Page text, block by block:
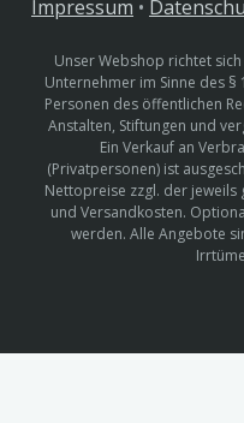
Impressum •
Unser Webshop richtet
Unternehmer im Sinne des
Personen des öffentlichen
Anstalten, Stiftungen und
Ein Verkauf an
(Privatpersonen) ist
Nettopreise zzgl. der jeweils
und Versandkosten.
werden. Alle Angebote